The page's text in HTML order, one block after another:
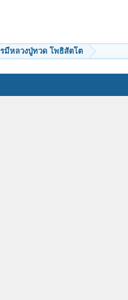
บารมีหลวงปู่ทวด โพธิสัตโต